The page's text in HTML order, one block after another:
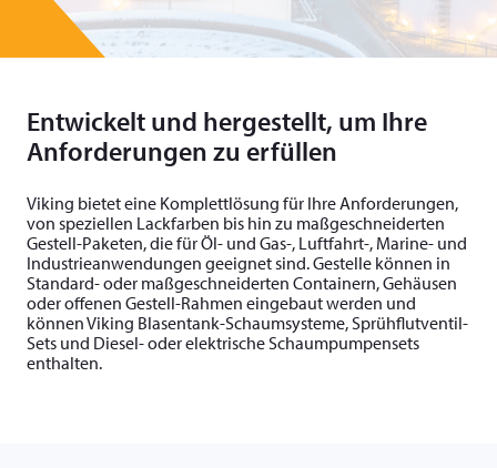
Entwickelt und hergestellt, um Ihre
Anforderungen zu erfüllen
Viking bietet eine Komplettlösung für Ihre Anforderungen,
von speziellen Lackfarben bis hin zu maßgeschneiderten
Gestell-Paketen, die für Öl- und Gas-, Luftfahrt-, Marine- und
Industrieanwendungen geeignet sind. Gestelle können in
Standard- oder maßgeschneiderten Containern, Gehäusen
oder offenen Gestell-Rahmen eingebaut werden und
können Viking Blasentank-Schaumsysteme, Sprühflutventil-
Sets und Diesel- oder elektrische Schaumpumpensets
enthalten.